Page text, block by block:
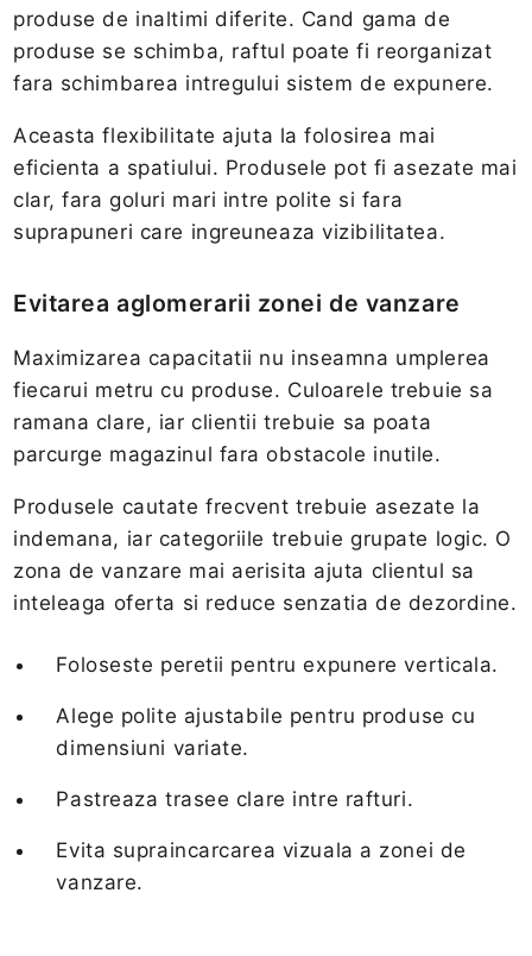
produse de inaltimi diferite. Cand gama de
produse se schimba, raftul poate fi reorganizat
fara schimbarea intregului sistem de expunere.
Aceasta flexibilitate ajuta la folosirea mai
eficienta a spatiului. Produsele pot fi asezate mai
clar, fara goluri mari intre polite si fara
suprapuneri care ingreuneaza vizibilitatea.
Evitarea aglomerarii zonei de vanzare
Maximizarea capacitatii nu inseamna umplerea
fiecarui metru cu produse. Culoarele trebuie sa
ramana clare, iar clientii trebuie sa poata
parcurge magazinul fara obstacole inutile.
Produsele cautate frecvent trebuie asezate la
indemana, iar categoriile trebuie grupate logic. O
zona de vanzare mai aerisita ajuta clientul sa
inteleaga oferta si reduce senzatia de dezordine.
Foloseste peretii pentru expunere verticala.
Alege polite ajustabile pentru produse cu
dimensiuni variate.
Pastreaza trasee clare intre rafturi.
Evita supraincarcarea vizuala a zonei de
vanzare.